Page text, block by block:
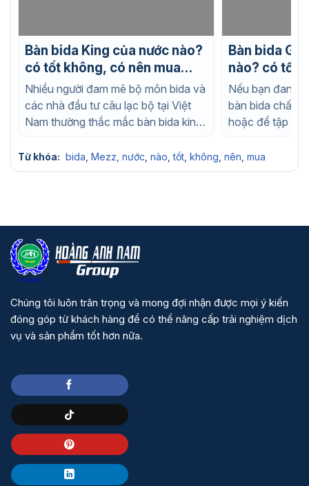
Bàn bida King của nước nào?
có tốt không, có nên mua
không?
Nhiều người đam mê bộ môn bida và
các nhà đầu tư câu lạc bộ tại Việt
Nam thường thắc mắc bàn bida king
Bàn bida
nào? có tốt
mua không?
Nếu bạn đang
bàn bida chất
hoặc để tập
Từ khóa: bida Mezz nước nào ,tốt không nên mua
Chúng tôi luôn trân trọng và mong đợi nhận được mọi ý kiến
đóng góp từ khách hàng để có thể nâng cấp trải nghiệm dịch
vụ và sản phẩm tốt hơn nữa.